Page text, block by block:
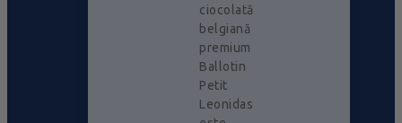
ciocolată
belgiană
premium
Ballotin
Petit
Leonidas